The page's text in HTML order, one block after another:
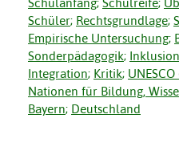
Schüler; Rechtsgrundlage;
Empirische Untersuchung;
Sonderpädagogik; Inklusion
Integration; Kritik;
Nationen für Bildung,
Bayern; Deutschland